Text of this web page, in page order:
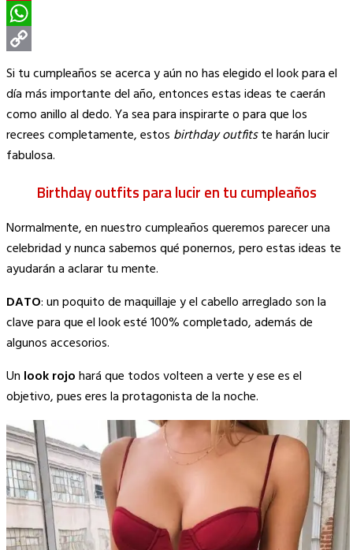
Pinterest
WhatsApp
Copy
Link
Si tu cumpleaños se acerca y aún no has elegido el look para el
día más importante del año, entonces estas ideas te caerán
como anillo al dedo. Ya sea para inspirarte o para que los
recrees completamente, estos birthday outfitste harán lucir
fabulosa.
Birthday outfits para lucir en tu cumpleaños
Normalmente, en nuestro cumpleaños queremos parecer una
celebridad y nunca sabemos qué ponernos, pero estas ideas te
ayudarán a aclarar tu mente.
DATO: un poquito de maquillaje y el cabello arreglado son la
clave para que el look esté 100% completado, además de
algunos accesorios.
Un look rojohará que todos volteen a verte y ese es el
objetivo, pues eres la protagonista de la noche.